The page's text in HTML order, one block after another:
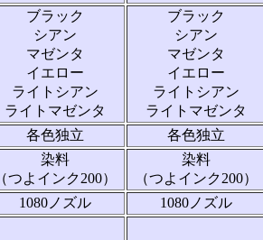
ブラック
シアン
マゼンタ
イエロー
ライトシアン
ライトマゼンタ
ブラック
シアン
マゼンタ
イエロー
ライトシアン
ライトマゼンタ
各色独立 各色独立
染料
（つよインク200）
染料
（つよインク200）
1080ノズル 1080ノズル